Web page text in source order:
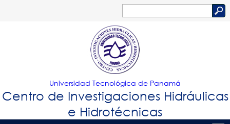
Jump to navigation
de
búsqueda
Universidad Tecnológica de Panamá
Centro de Investigaciones Hidráulicas
e Hidrotécnicas